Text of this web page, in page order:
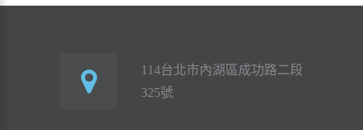
114台北市內湖區成功路二段
325號